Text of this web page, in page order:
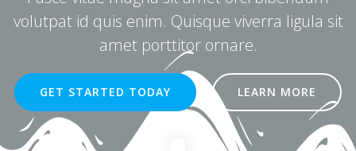
volutpat id quis enim. Quisque viverra ligula sit
amet porttitor ornare.
GET STARTED TODAY LEARN MORE